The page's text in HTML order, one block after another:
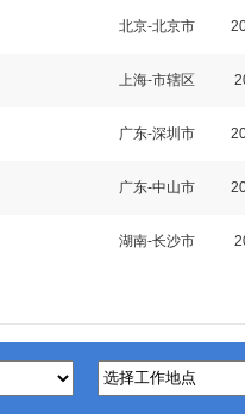
北京-北京市
上海-市辖区
广东-深圳市
广东-中山市
湖南-长沙市